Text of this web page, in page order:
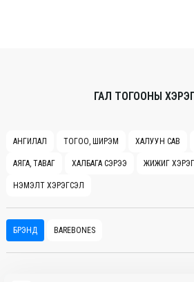
ГАЛ ТОГООНЫ
АНГИЛАЛ ТОГОО, ШИРЭМ ХАЛУУН САВ
АЯГА, ТАВАГ ХАЛБАГА СЭРЭЭ ЖИЖИГ
НЭМЭЛТ ХЭРЭГСЭЛ
БРЭНД BAREBONES